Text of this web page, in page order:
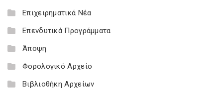
Επιχειρηματικά Νέα
Επενδυτικά Προγράμματα
Άποψη
Φορολογικό Αρχείο
Βιβλιοθήκη Αρχείων